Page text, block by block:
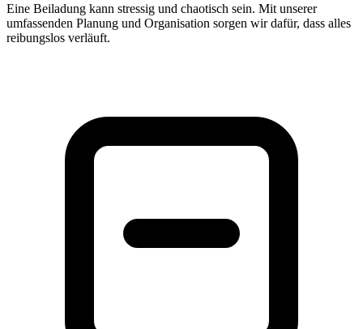
Eine Beiladung kann stressig und chaotisch sein. Mit unserer
umfassenden Planung und Organisation sorgen wir dafür, dass alles
reibungslos verläuft.